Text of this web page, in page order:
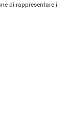
di rappresentare i